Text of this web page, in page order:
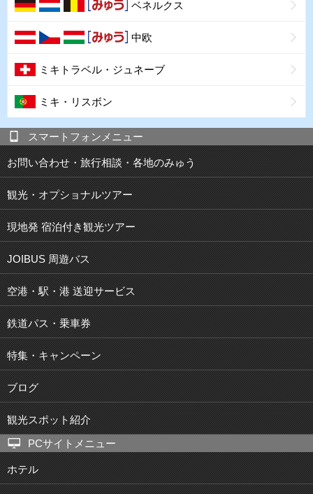
ベネルクス
中欧
ミキトラベル・ジュネーブ
ミキ・リスボン
スマートフォンメニュー
お問い合わせ・旅行相談・各地のみゅう
観光・オプショナルツアー
現地発 宿泊付き観光ツアー
JOIBUS 周遊バス
空港・駅・港 送迎サービス
鉄道パス・乗車券
特集・キャンペーン
ブログ
観光スポット紹介
PCサイトメニュー
ホテル